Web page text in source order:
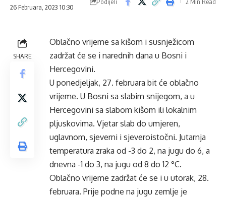
26 Februara, 2023 10:30
SHARE
Oblačno vrijeme sa kišom i susnježicom
zadržat će se i narednih dana u Bosni i
Hercegovini.
U ponedjeljak, 27. februara bit će oblačno
vrijeme. U Bosni sa slabim snijegom, a u
Hercegovini sa slabom kišom ili lokalnim
pljuskovima. Vjetar slab do umjeren,
uglavnom, sjeverni i sjeveroistočni. Jutarnja
temperatura zraka od -3 do 2, na jugu do 6, a
dnevna -1 do 3, na jugu od 8 do 12 °C.
Oblačno vrijeme zadržat će se i u utorak, 28.
februara. Prije podne na jugu zemlje je